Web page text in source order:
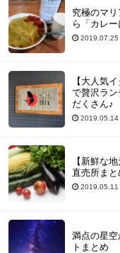
究極のマ
ら「カレ
2019.07.25
【大人気
で贅沢ラ
だくさん♪
2019.05.14
【新鮮な
直売所まと
2019.05.11
満点の星
トまとめ